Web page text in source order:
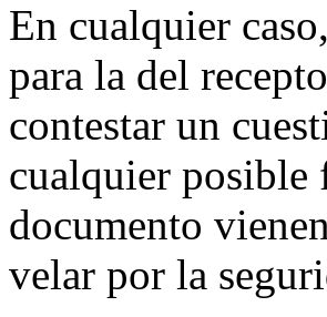
En cualquier
para la del
contestar un
cualquier posible
documento
velar por la